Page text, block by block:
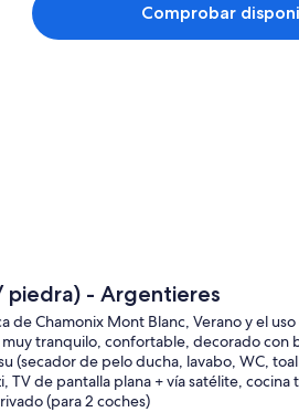
Comprobar
piedra) - Argentieres
Chamonix Mont Blanc, Verano y el
tranquilo, confortable, decorado con
(secador de pelo ducha, lavabo, WC,
TV de pantalla plana + vía satélite,
(para 2 coches)